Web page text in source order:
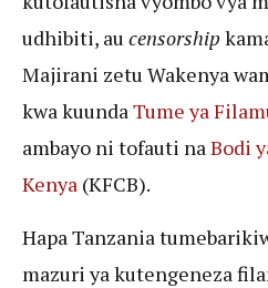
udhibiti, au censorship
Majirani zetu Wakenya
kwa kuundaTume ya
ambayo ni tofauti naBodi
Kenya (KFCB).
Hapa Tanzania
mazuri ya kutengeneza